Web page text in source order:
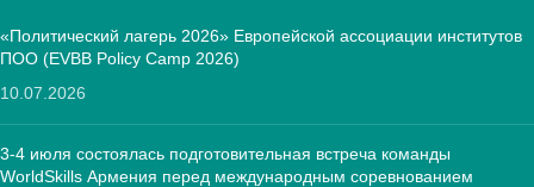
«Политический лагерь 2026» Европейской ассоциации институтов
ПОО (EVBB Policy Camp 2026)
10.07.2026
3-4 июля состоялась подготовительная встреча команды
WorldSkills Армения перед международным соревнованием